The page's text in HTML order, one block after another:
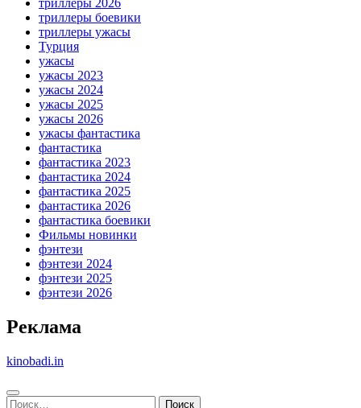
триллеры 2026
триллеры боевики
триллеры ужасы
Турция
ужасы
ужасы 2023
ужасы 2024
ужасы 2025
ужасы 2026
ужасы фантастика
фантастика
фантастика 2023
фантастика 2024
фантастика 2025
фантастика 2026
фантастика боевики
Фильмы новинки
фэнтези
фэнтези 2024
фэнтези 2025
фэнтези 2026
Реклама
kinobadi.in
Найти: